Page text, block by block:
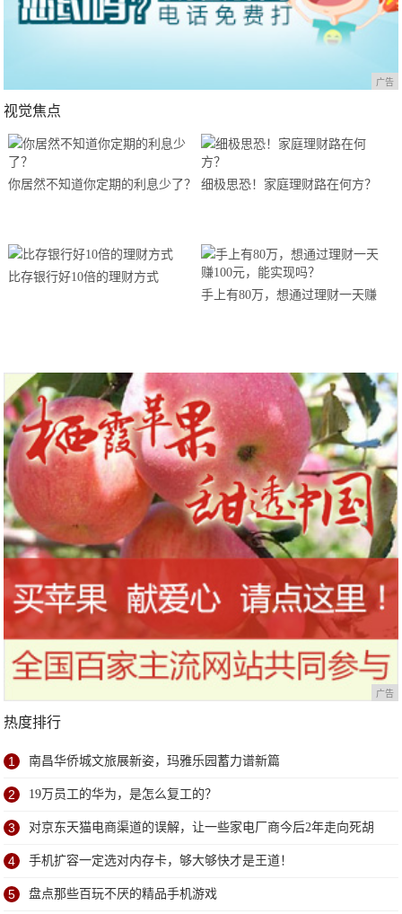
广告
视觉焦点
你居然不知道你定期的利息少了？ 细极思恐！家庭理财路在何方？
比存银行好10倍的理财方式
手上有80万，想通过理财一天赚
广告
热度排行
1 南昌华侨城文旅展新姿，玛雅乐园蓄力谱新篇
2 19万员工的华为，是怎么复工的？
3 对京东天猫电商渠道的误解，让一些家电厂商今后2年走向死胡
同
4 手机扩容一定选对内存卡，够大够快才是王道！
5 盘点那些百玩不厌的精品手机游戏